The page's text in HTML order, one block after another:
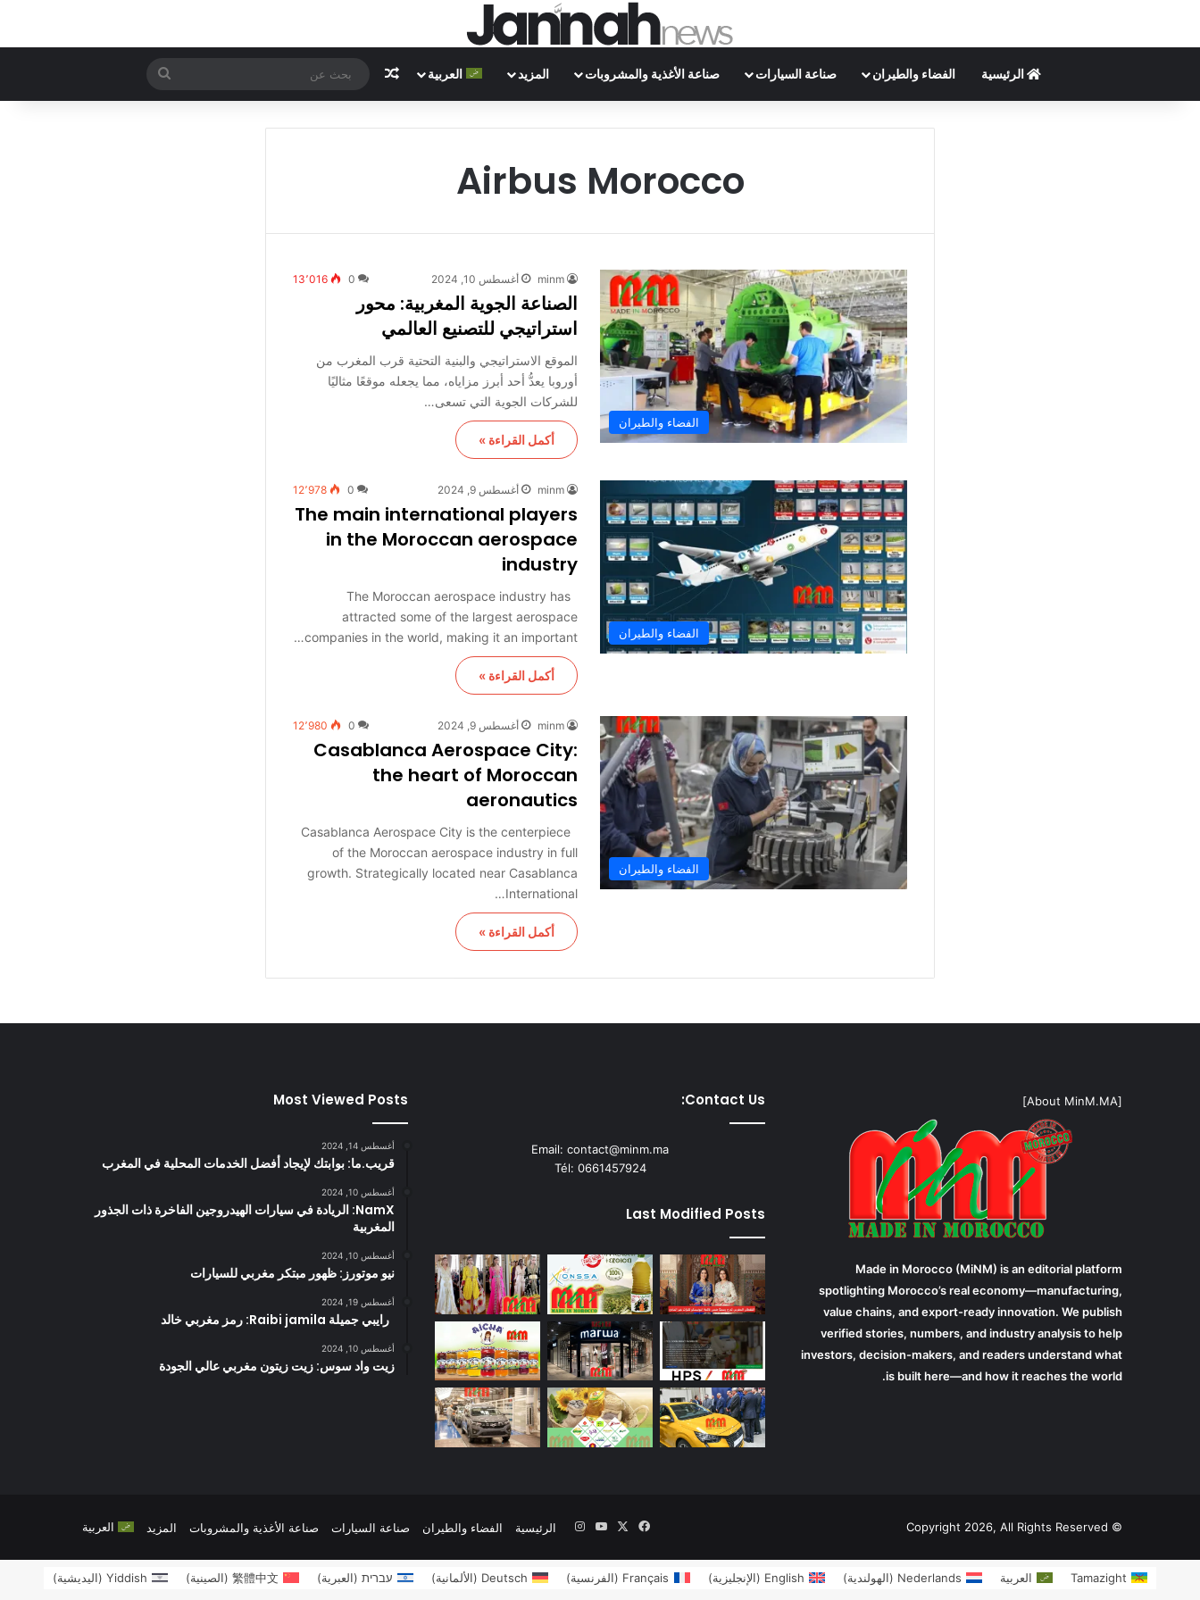
الرئيسية الفضاء والطيران صناعة السيارات صناعة الأغذية والمشروبات المزيد العربية مقال عشوائي
بحث
عن
Airbus Morocco
الفضاء والطيران
minm أغسطس 10, 2024 0 13٬016
الصناعة الجوية المغربية: محور
استراتيجي للتصنيع العالمي
الموقع الاستراتيجي والبنية التحتية قرب المغرب من
أوروبا يعدُّ أحد أبرز مزاياه، مما يجعله موقعًا مثاليًا
للشركات الجوية التي تسعى…
أكمل القراءة »
الفضاء والطيران
minm أغسطس 9, 2024 0 12٬978
The main international players
in the Moroccan aerospace
industry
The Moroccan aerospace industry has
attracted some of the largest aerospace
companies in the world, making it an important…
أكمل القراءة »
الفضاء والطيران
minm أغسطس 9, 2024 0 12٬980
Casablanca Aerospace City:
the heart of Moroccan
aeronautics
Casablanca Aerospace City is the centerpiece
of the Moroccan aerospace industry in full
growth. Strategically located near Casablanca
International…
أكمل القراءة »
[About MinM.MA]
Made in Morocco (MiNM) is an editorial platform
spotlighting Morocco’s real economy—manufacturing,
value chains, and export-ready innovation. We publish
verified stories, numbers, and industry analysis to help
investors, decision-makers, and readers understand what
is built here—and how it reaches the world.
Contact Us:
Email: contact@minm.ma
Tél: 0661457924
Last Modified Posts
Most Viewed Posts
أغسطس 14, 2024
قريب.ما: بوابتك لإيجاد أفضل الخدمات المحلية في المغرب
أغسطس 10, 2024
NamX: الريادة في سيارات الهيدروجين الفاخرة ذات الجذور
المغربية
أغسطس 10, 2024
نيو موتورز: ظهور مبتكر مغربي للسيارات
أغسطس 19, 2024
رايبي جميلة Raibi jamila: رمز مغربي خالد
أغسطس 10, 2024
زيت واد سوس: زيت زيتون مغربي عالي الجودة
© Copyright 2026, All Rights Reserved الرئيسية الفضاء والطيران صناعة السيارات صناعة الأغذية والمشروبات المزيد العربية فيسبوك
‫X
‫YouTube
انستقرام
Tamazight العربية Nederlands
(الهولندية)
English
(الإنجليزية)
Français
(الفرنسية)
Deutsch
(الألمانية) עברית(العبرية)
繁體中文
(الصينية)
Yiddish
(اليديشية)